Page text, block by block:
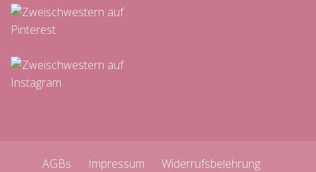
AGBs Impressum Widerrufsbelehrung